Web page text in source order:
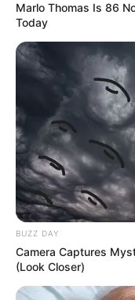
Marlo Thomas Is 86
Today
BUZZ DAY
Camera Captures
(Look Closer)